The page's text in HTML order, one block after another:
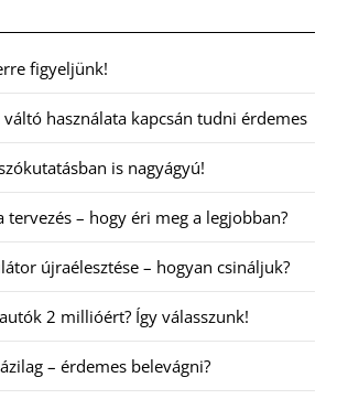
figyeljünk!
használata kapcsán tudni érdemes
is nagyágyú!
– hogy éri meg a legjobban?
újraélesztése – hogyan csináljuk?
2 millióért? Így válasszunk!
– érdemes belevágni?